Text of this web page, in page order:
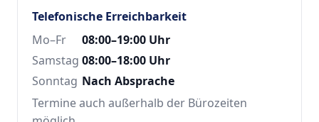
Telefonische Erreichbarkeit
Mo–Fr
08:00–19:00 Uhr
Samstag 08:00–18:00 Uhr
Sonntag Nach Absprache
Termine auch außerhalb der Bürozeiten